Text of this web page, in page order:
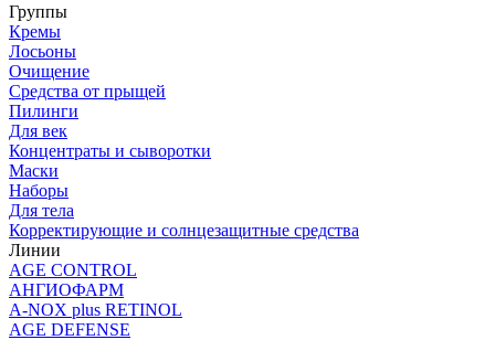
Группы
Кремы
Лосьоны
Очищение
Средства от прыщей
Пилинги
Для век
Концентраты и сыворотки
Маски
Наборы
Для тела
Корректирующие и солнцезащитные средства
Линии
AGE CONTROL
АНГИОФАРМ
A-NOX plus RETINOL
AGE DEFENSE